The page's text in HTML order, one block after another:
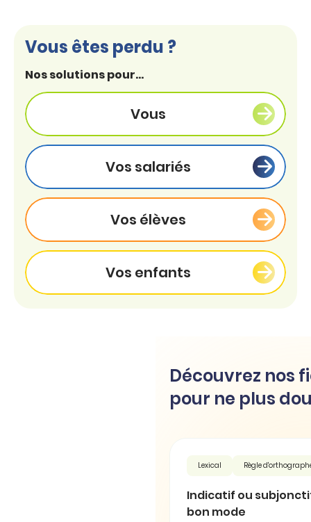
Vous êtes perdu ?
Nos solutions pour...
Vous
Vos salariés
Vos élèves
Vos enfants
Découvrez nos
pour ne plus
Lexical Règle
Indicatif ou
bon mode